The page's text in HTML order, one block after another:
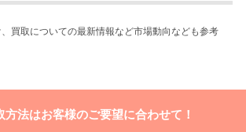
買取についての最新情報など市場動向なども参考
方法はお客様のご要望に合わせて！